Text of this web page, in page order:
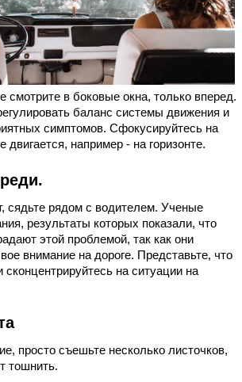
смотрите в боковые окна, только вперед.
баланс системы движения и
симптомов. Сфокусируйтесь на
двигается, например - на горизонте.
сядьте рядом с водителем. Ученые
результаты которых показали, что
этой проблемой, так как они
внимание на дороге. Представьте, что
на ситуации на
просто съешьте несколько листочков,
тошнить.